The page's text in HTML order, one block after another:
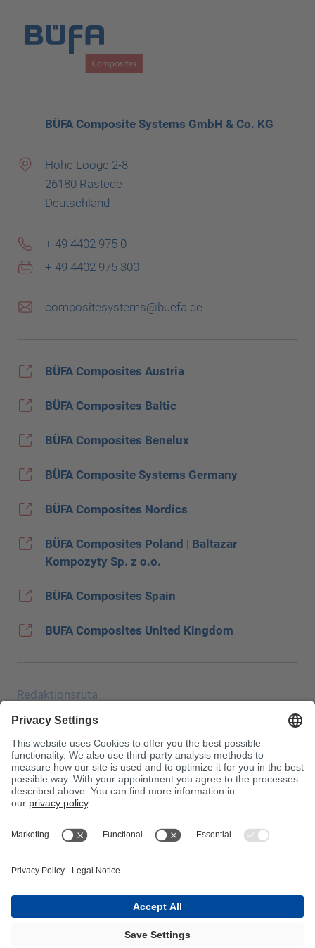
BÜFA Composite Systems GmbH & Co. KG
Hohe Looge 2-8
26180 Rastede
Deutschland
+ 49 4402 975 0
+ 49 4402 975 300
compositesystems@buefa.de
BÜFA Composites Austria
BÜFA Composites Baltic
BÜFA Composites Benelux
BÜFA Composite Systems Germany
BÜFA Composites Nordics
BÜFA Composites Poland | Baltazar
Kompozyty Sp. z o.o.
BÜFA Composites Spain
BUFA Composites United Kingdom
Redaktionsruta
Uppgiftsskydd
JEC
Allmänna affärsvillkor (AGB)
Inköpsvillkor
Giftinformationscentralen